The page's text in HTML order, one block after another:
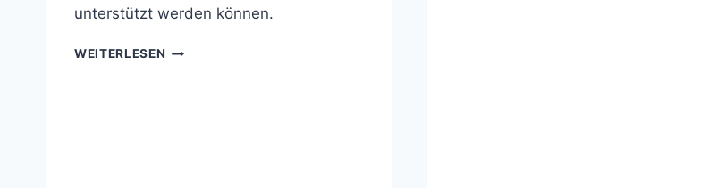
unterstützt werden können.
WEITERLESEN SPORTFÖRDERUNG